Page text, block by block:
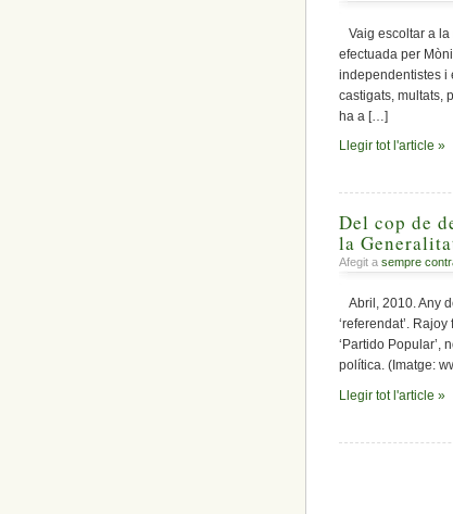
Vaig escoltar a la
efectuada per
independentistes i
castigats, multats,
ha a […]
Llegir tot l'article »
Del cop de
la
Afegit a sempre
Abril, 2010. Any
‘referendat’.
‘Partido Popular’,
política. (Imatge:
Llegir tot l'article »